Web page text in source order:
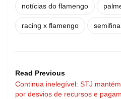
notícias do flamengo
racing x flamengo
Read Previous
Continua inelegível: STJ
por desvios de recursos e